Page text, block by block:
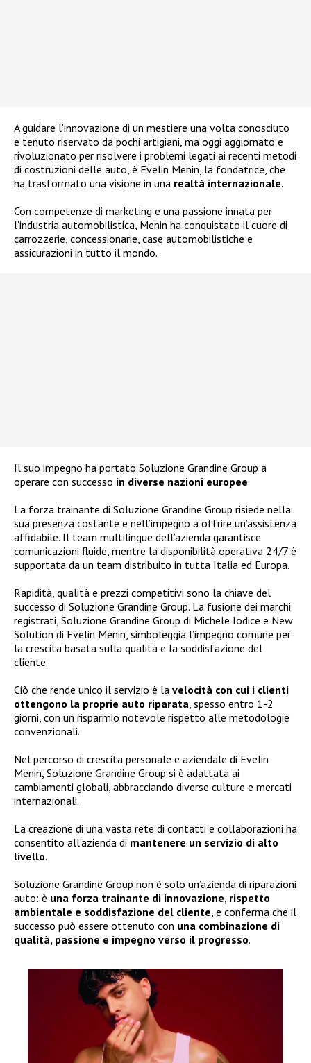
A guidare l’innovazione di un mestiere una volta conosciuto
e tenuto riservato da pochi artigiani, ma oggi aggiornato e
rivoluzionato per risolvere i problemi legati ai recenti metodi
di costruzioni delle auto, è Evelin Menin, la fondatrice, che
ha trasformato una visione in una realtà internazionale.
Con competenze di marketing e una passione innata per
l’industria automobilistica, Menin ha conquistato il cuore di
carrozzerie, concessionarie, case automobilistiche e
assicurazioni in tutto il mondo.
Il suo impegno ha portato Soluzione Grandine Group a
operare con successo in diverse nazioni europee.
La forza trainante di Soluzione Grandine Group risiede nella
sua presenza costante e nell’impegno a offrire un’assistenza
affidabile. Il team multilingue dell’azienda garantisce
comunicazioni fluide, mentre la disponibilità operativa 24/7 è
supportata da un team distribuito in tutta Italia ed Europa.
Rapidità, qualità e prezzi competitivi sono la chiave del
successo di Soluzione Grandine Group. La fusione dei marchi
registrati, Soluzione Grandine Group di Michele Iodice e New
Solution di Evelin Menin, simboleggia l’impegno comune per
la crescita basata sulla qualità e la soddisfazione del
cliente.
Ciò che rende unico il servizio è la velocità con cui i clienti
ottengono la proprie auto riparata, spesso entro 1-2
giorni, con un risparmio notevole rispetto alle metodologie
convenzionali.
Nel percorso di crescita personale e aziendale di Evelin
Menin, Soluzione Grandine Group si è adattata ai
cambiamenti globali, abbracciando diverse culture e mercati
internazionali.
La creazione di una vasta rete di contatti e collaborazioni ha
consentito all’azienda di mantenere un servizio di alto
livello.
Soluzione Grandine Group non è solo un’azienda di riparazioni
auto: è una forza trainante di innovazione, rispetto
ambientale e soddisfazione del cliente, e conferma che il
successo può essere ottenuto con una combinazione di
qualità, passione e impegno verso il progresso.